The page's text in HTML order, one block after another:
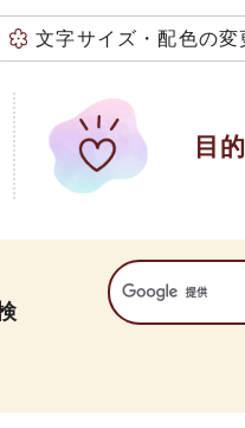
文字サイズ・配色の変
目